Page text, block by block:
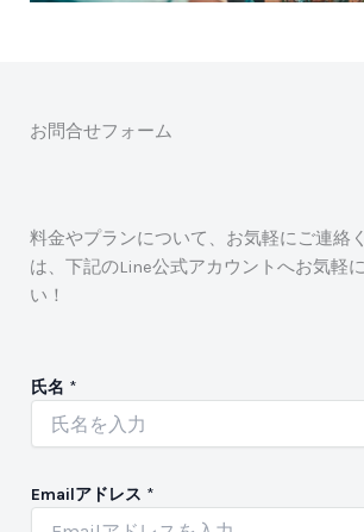
お問合せフォーム
料金やプランについて、お気軽にご連絡
は、下記のLine公式アカウントへお気軽
い！
氏名 *
名
Emailアドレス *